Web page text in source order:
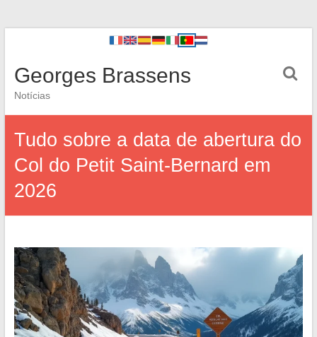
Georges Brassens
Notícias
Tudo sobre a data de abertura do
Col do Petit Saint-Bernard em
2026